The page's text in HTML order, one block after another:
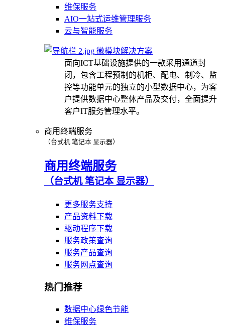
维保服务
AIO一站式运维管理服务
云与智能服务
微模块解决方案
面向ICT基础设施提供的一款采用通道封
闭，包含工程预制的机柜、配电、制冷、监
控等功能单元的独立的小型数据中心，为客
户提供数据中心整体产品及交付，全面提升
客户IT服务管理水平。
商用终端服务
（台式机 笔记本 显示器）
商用终端服务
（台式机 笔记本 显示器）
更多服务支持
产品资料下载
驱动程序下载
服务政策查询
服务产品查询
服务网点查询
热门推荐
数据中心绿色节能
维保服务